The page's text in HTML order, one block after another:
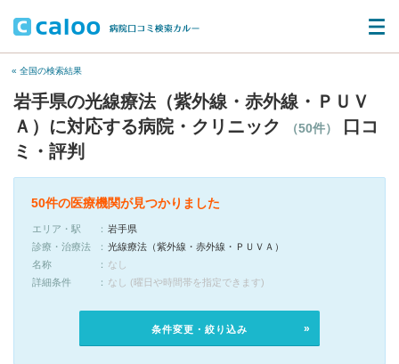
« 全国の検索結果
岩手県の光線療法（紫外線・赤外線・ＰＵＶ
Ａ）に対応する病院・クリニック
（50件）
口コ
ミ・評判
50件の医療機関が見つかりました
エリア・駅
岩手県
診療・治療法
光線療法（紫外線・赤外線・ＰＵＶＡ）
名称
なし
詳細条件
なし (曜日や時間帯を指定できます)
条件変更・絞り込み